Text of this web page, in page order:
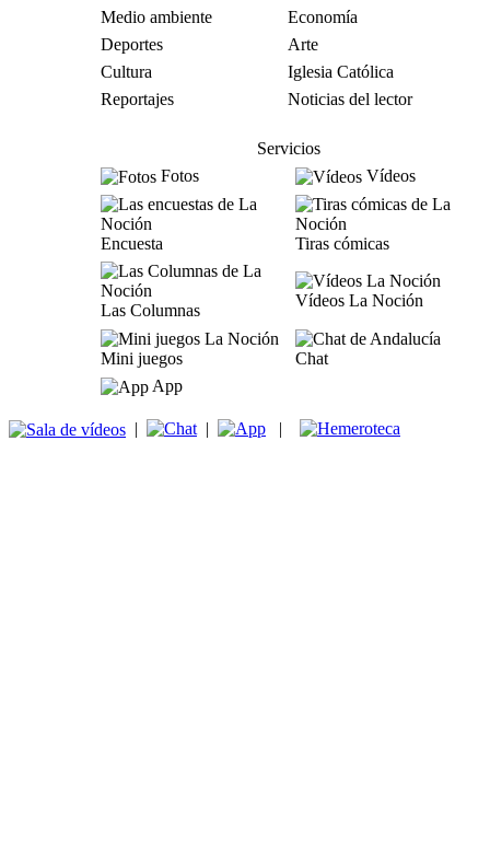
Medio ambiente
Economía
Deportes
Arte
Cultura
Iglesia Católica
Reportajes
Noticias del lector
Servicios
Fotos
Vídeos
Encuesta Tiras cómicas
Las Columnas
Vídeos La Noción
Mini juegos
Chat
App
| | |